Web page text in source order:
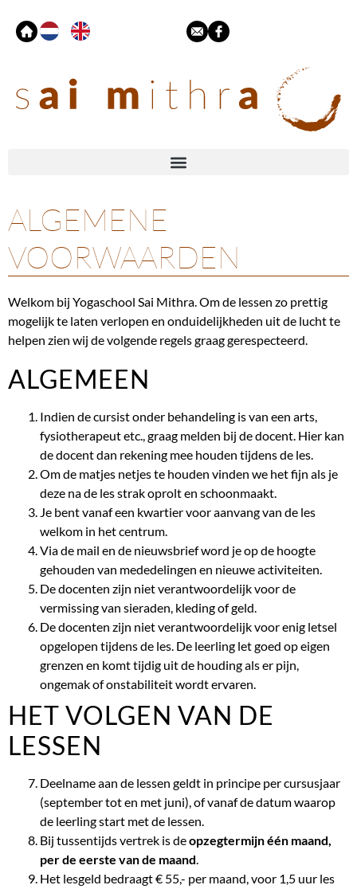
ALGEMENE
VOORWAARDEN
Welkom bij Yogaschool Sai Mithra. Om de lessen zo prettig
mogelijk te laten verlopen en onduidelijkheden uit de lucht te
helpen zien wij de volgende regels graag gerespecteerd.
ALGEMEEN
Indien de cursist onder behandeling is van een arts,
fysiotherapeut etc., graag melden bij de docent. Hier kan
de docent dan rekening mee houden tijdens de les.
Om de matjes netjes te houden vinden we het fijn als je
deze na de les strak oprolt en schoonmaakt.
Je bent vanaf een kwartier voor aanvang van de les
welkom in het centrum.
Via de mail en de nieuwsbrief word je op de hoogte
gehouden van mededelingen en nieuwe activiteiten.
De docenten zijn niet verantwoordelijk voor de
vermissing van sieraden, kleding of geld.
De docenten zijn niet verantwoordelijk voor enig letsel
opgelopen tijdens de les. De leerling let goed op eigen
grenzen en komt tijdig uit de houding als er pijn,
ongemak of onstabiliteit wordt ervaren.
HET VOLGEN VAN DE
LESSEN
Deelname aan de lessen geldt in principe per cursusjaar
(september tot en met juni), of vanaf de datum waarop
de leerling start met de lessen.
Bij tussentijds vertrek is deopzegtermijn één maand,
per de eerste van de maand.
Het lesgeld bedraagt € 55,- per maand, voor 1,5 uur les